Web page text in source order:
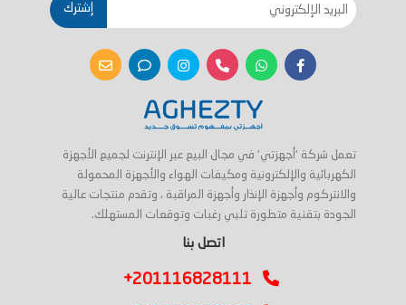
إشترك
تعمل شركة 'أجهزتي' في مجال البيع عبر الإنترنت لجميع الأجهزة
الكهربائية والإلكترونية ومكيفات الهواء والأجهزة المحمولة
والانتركوم وأجهزة الإنذار وأجهزة المراقبة ، وتقدم منتجات عالية
الجودة بتقنية متطورة تلبي رغبات وتوقعات المستهلك.
اتصل بنا
+201116828111